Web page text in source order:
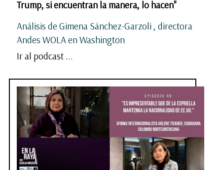
Trump, si encuentran la manera, lo hacen"
Análisis de Gimena Sánchez-Garzoli , directora
Andes WOLA en Washington
Ir al podcast ...